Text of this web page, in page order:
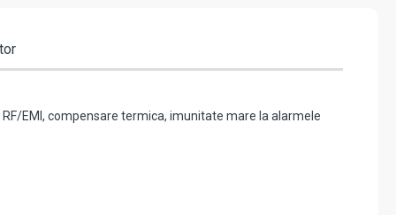
EMI, compensare termica, imunitate mare la alarmele